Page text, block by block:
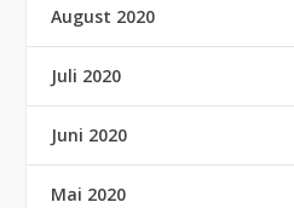
August 2020
Juli 2020
Juni 2020
Mai 2020